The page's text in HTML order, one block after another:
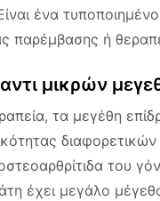
ένα
παρέμβασης ή
μικρών
τα μεγέθη
του
έχει μεγάλο